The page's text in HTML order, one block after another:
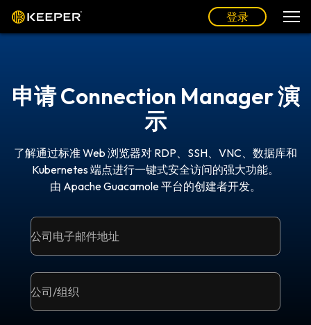
登录
申请 Connection Manager 演
示
了解通过标准 Web 浏览器对 RDP、SSH、VNC、数据库和
Kubernetes 端点进行一键式安全访问的强大功能。
由 Apache Guacamole 平台的创建者开发。
公司电子邮件地址
公司/组织